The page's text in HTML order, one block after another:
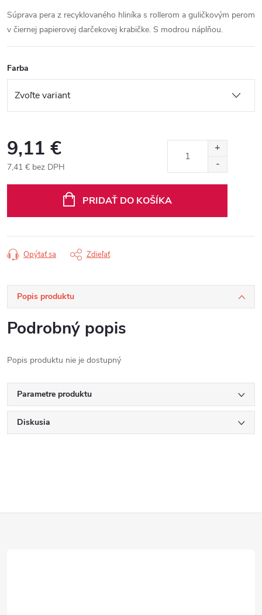
Súprava pera z recyklovaného hliníka s rollerom a guličkovým perom
v čiernej papierovej darčekovej krabičke. S modrou náplňou.
Farba
9,11 €
7,41 € bez DPH
PRIDAŤ DO KOŠÍKA
Opýtať sa Zdieľať
Popis produktu
Podrobný popis
Popis produktu nie je dostupný
Parametre produktu
Diskusia